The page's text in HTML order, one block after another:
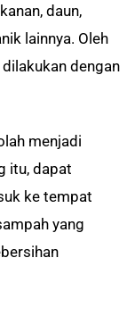
daun,
lainnya. Oleh
dengan
menjadi
itu, dapat
ke tempat
yang